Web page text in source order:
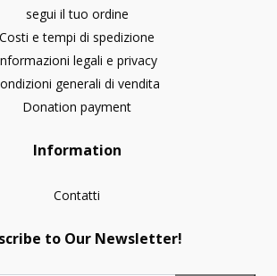
segui il tuo ordine
Costi e tempi di spedizione
legali e privacy
generali di vendita
Donation payment
Information
Contatti
to Our Newsletter!